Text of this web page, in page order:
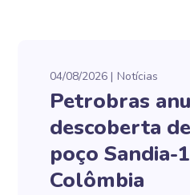
04/08/2026 Notícias
Petrobras
descoberta
poço Sandia-
Colômbia